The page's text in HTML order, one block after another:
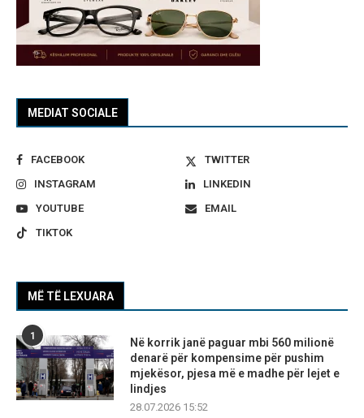
MEDIAT SOCIALE
FACEBOOK
TWITTER
INSTAGRAM
LINKEDIN
YOUTUBE
EMAIL
TIKTOK
MË TË LEXUARA
1
Në korrik janë paguar mbi 560 milionë
denarë për kompensime për pushim
mjekësor, pjesa më e madhe për lejet e
lindjes
28.07.2026 15:52